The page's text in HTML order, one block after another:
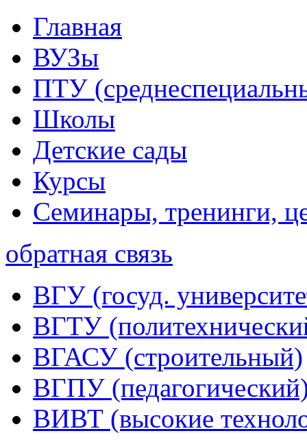
Главная
ВУЗы
ПТУ
Школы
Детские сады
Курсы
Семинары, тренинги,
обратная связь
ВГУ (госуд.
ВГТУ
ВГАСУ (строительный)
ВГПУ
ВИВТ (высокие